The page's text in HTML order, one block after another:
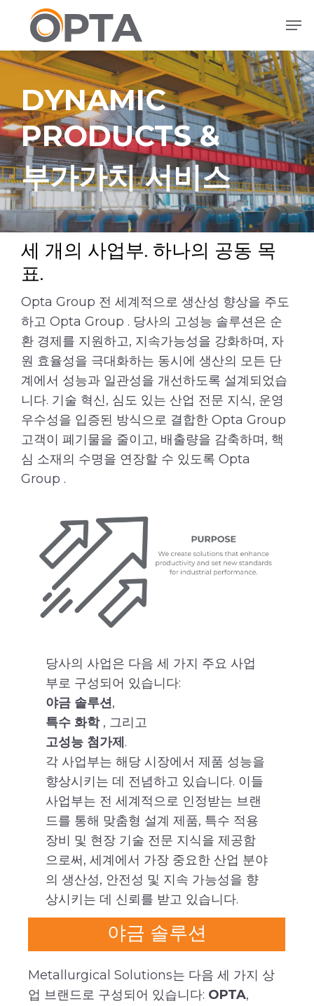
로
뛰
기
메뉴
DYNAMIC
PRODUCTS &
부가가치 서비스
세 개의 사업부. 하나의 공동 목
표.
Opta Group 전 세계적으로 생산성 향상을 주도
하고 Opta Group . 당사의 고성능 솔루션은 순
환 경제를 지원하고, 지속가능성을 강화하며, 자
원 효율성을 극대화하는 동시에 생산의 모든 단
계에서 성능과 일관성을 개선하도록 설계되었습
니다. 기술 혁신, 심도 있는 산업 전문 지식, 운영
우수성을 입증된 방식으로 결합한 Opta Group
고객이 폐기물을 줄이고, 배출량을 감축하며, 핵
심 소재의 수명을 연장할 수 있도록 Opta
Group .
당사의 사업은 다음 세 가지 주요 사업
부로 구성되어 있습니다:
야금 솔루션,
특수 화학, 그리고
고성능 첨가제 .
각 사업부는 해당 시장에서 제품 성능을
향상시키는 데 전념하고 있습니다. 이들
사업부는 전 세계적으로 인정받는 브랜
드를 통해 맞춤형 설계 제품, 특수 적용
장비 및 현장 기술 전문 지식을 제공함
으로써, 세계에서 가장 중요한 산업 분야
의 생산성, 안전성 및 지속 가능성을 향
상시키는 데 신뢰를 받고 있습니다.
야금 솔루션
Metallurgical Solutions는 다음 세 가지 상
업 브랜드로 구성되어 있습니다: OPTA,